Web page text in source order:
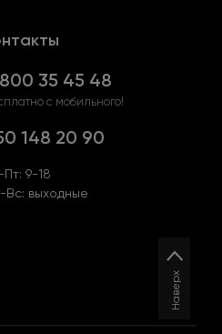
35 45 48
с мобильного!
148 20 90
9-18
Вс: выходные
Наверх